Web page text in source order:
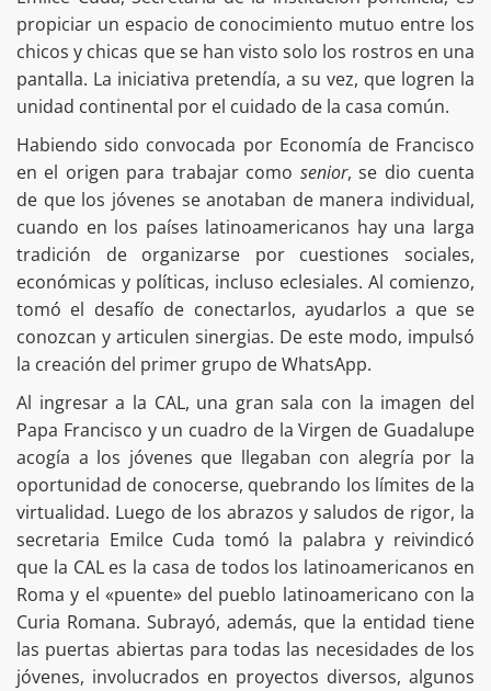
propiciar un espacio de conocimiento mutuo entre los
chicos y chicas que se han visto solo los rostros en una
pantalla. La iniciativa pretendía, a su vez, que logren la
unidad continental por el cuidado de la casa común.
Habiendo sido convocada por Economía de Francisco
en el origen para trabajar como senior, se dio cuenta
de que los jóvenes se anotaban de manera individual,
cuando en los países latinoamericanos hay una larga
tradición de organizarse por cuestiones sociales,
económicas y políticas, incluso eclesiales. Al comienzo,
tomó el desafío de conectarlos, ayudarlos a que se
conozcan y articulen sinergias. De este modo, impulsó
la creación del primer grupo de WhatsApp.
Al ingresar a la CAL, una gran sala con la imagen del
Papa Francisco y un cuadro de la Virgen de Guadalupe
acogía a los jóvenes que llegaban con alegría por la
oportunidad de conocerse, quebrando los límites de la
virtualidad. Luego de los abrazos y saludos de rigor, la
secretaria Emilce Cuda tomó la palabra y reivindicó
que la CAL es la casa de todos los latinoamericanos en
Roma y el «puente» del pueblo latinoamericano con la
Curia Romana. Subrayó, además, que la entidad tiene
las puertas abiertas para todas las necesidades de los
jóvenes, involucrados en proyectos diversos, algunos